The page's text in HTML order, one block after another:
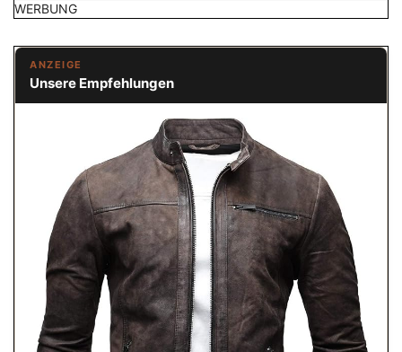
WERBUNG
ANZEIGE
Unsere Empfehlungen